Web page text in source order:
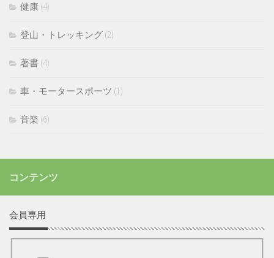
健康 (4)
登山・トレッキング (2)
著書 (4)
車・モータースポーツ (1)
音楽 (6)
コンテンツ
会員専用